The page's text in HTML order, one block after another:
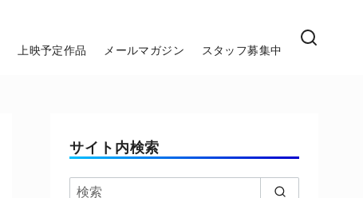
上映予定作品 メールマガジン スタッフ募集中
サイト内検索